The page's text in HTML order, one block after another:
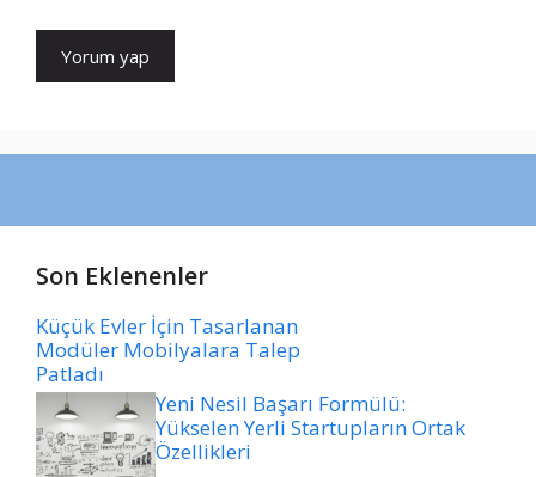
Son Eklenenler
Küçük Evler İçin Tasarlanan
Modüler Mobilyalara Talep
Patladı
Yeni Nesil Başarı Formülü:
Yükselen Yerli Startupların Ortak
Özellikleri